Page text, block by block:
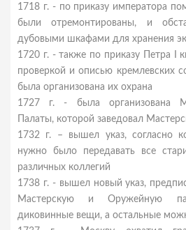
1718 г. - по приказу императора
были отремонтированы, и
дубовыми шкафами для хранения
1720 г. - также по приказу Петра I
проверкой и описью кремлевских
была организована их охрана
1727 г. - была организована
Палаты, которой заведовал
1732 г. – вышел указ, согласно
нужно было передавать все
различных коллегий
1738 г. - вышел новый указ,
Мастерскую и Оружейную
диковинные вещи, а остальные